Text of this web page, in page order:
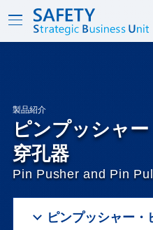
製品紹介
ピンプッシャー
穿孔器
Pin Pusher and Pin
ピンプッシャー・